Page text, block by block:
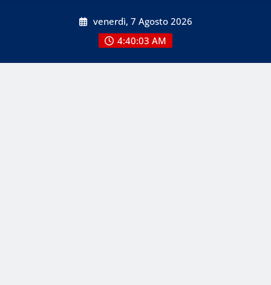
venerdì, 7 Agosto 2026
4:40:03 AM